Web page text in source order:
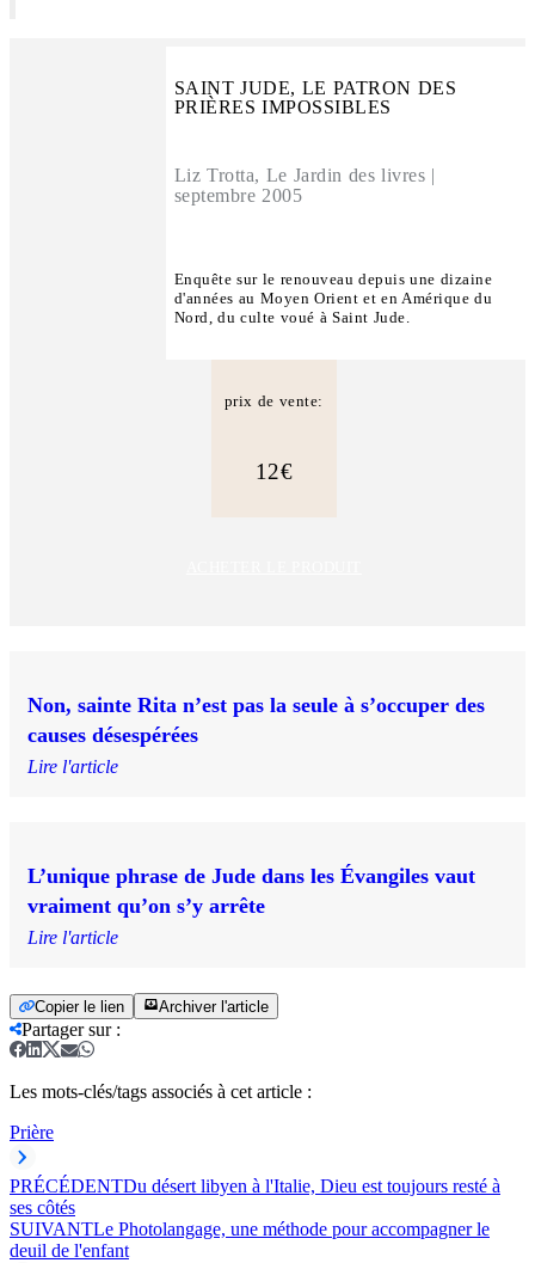
SAINT JUDE, LE PATRON DES
PRIÈRES IMPOSSIBLES
Liz Trotta, Le Jardin des livres |
septembre 2005
Enquête sur le renouveau depuis une dizaine
d'années au Moyen Orient et en Amérique du
Nord, du culte voué à Saint Jude.
prix de vente:
12€
Non, sainte Rita n’est pas la seule à s’occuper des
causes désespérées
Lire l'article
L’unique phrase de Jude dans les Évangiles vaut
vraiment qu’on s’y arrête
Lire l'article
Copier le lien Archiver l'article
Partager sur:
Les mots-clés/tags associés à cet article :
Prière
PRÉCÉDENTDu désert libyen à l'Italie, Dieu est toujours resté à
ses côtés
SUIVANTLe Photolangage, une méthode pour accompagner le
deuil de l'enfant